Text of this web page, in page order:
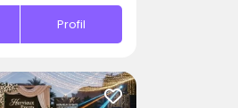
Profil